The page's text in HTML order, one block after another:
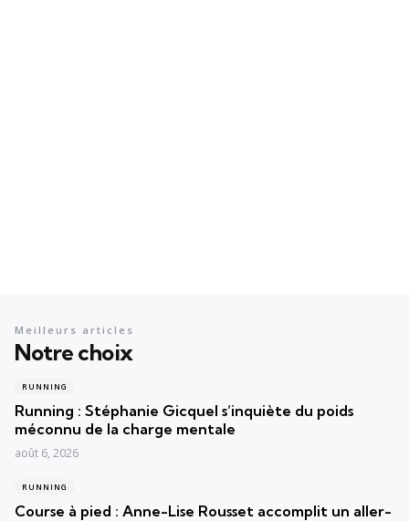
Notre choix
Meilleurs articles
RUNNING
Running : Stéphanie Gicquel s’inquiète du poids
méconnu de la charge mentale
août 6, 2026
RUNNING
Course à pied : Anne-Lise Rousset accomplit un aller-